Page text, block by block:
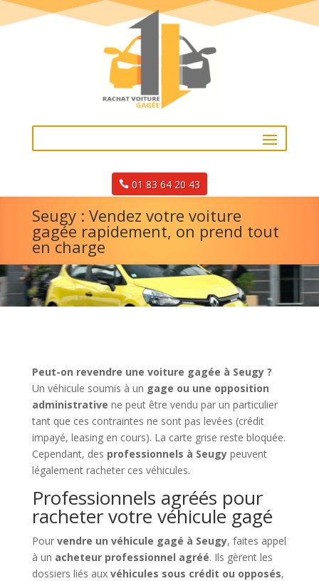
01 83 64 20 43
Seugy : Vendez votre voiture
gagée rapidement, on prend tout
en charge
Peut-on revendre une voiture gagée à Seugy ?
Un véhicule soumis à un gage ou une opposition
administrative ne peut être vendu par un particulier
tant que ces contraintes ne sont pas levées (crédit
impayé, leasing en cours). La carte grise reste bloquée.
Cependant, des professionnels à Seugypeuvent
légalement racheter ces véhicules.
Professionnels agréés pour
racheter votre véhicule gagé
Pour vendre un véhicule gagé à Seugy, faites appel
à un acheteur professionnel agréé. Ils gèrent les
dossiers liés aux véhicules sous crédit ou opposés,